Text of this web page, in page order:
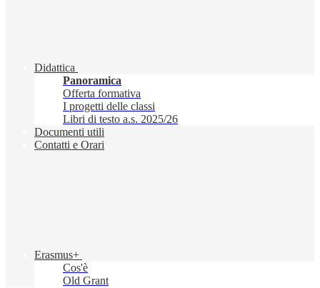
Didattica
Panoramica
Offerta formativa
I progetti delle classi
Libri di testo a.s. 2025/26
Documenti utili
Contatti e Orari
Erasmus+
Cos'è
Old Grant